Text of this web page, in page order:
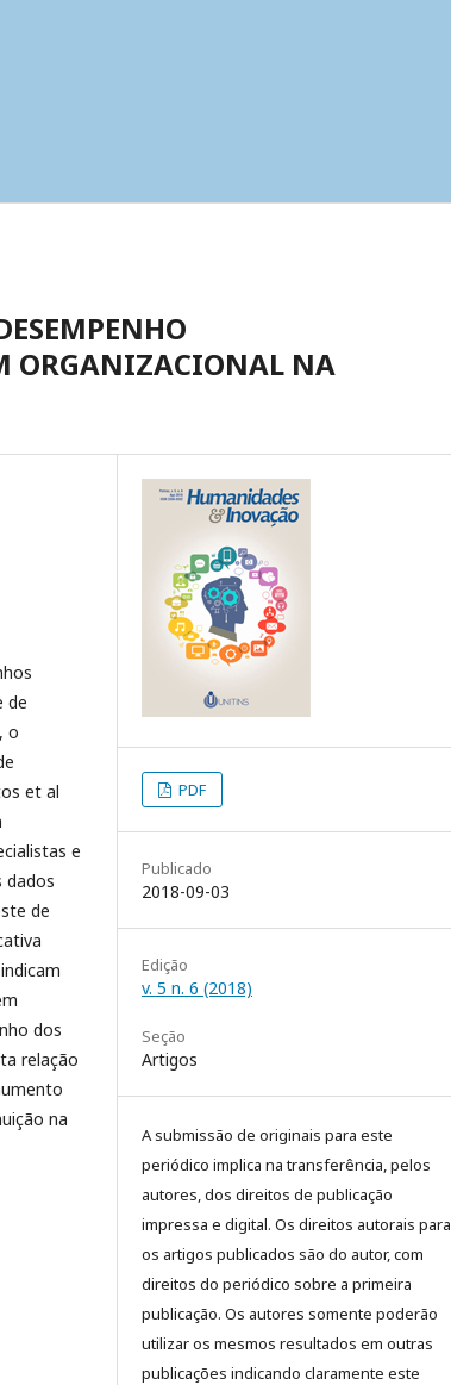
ORGANIZACIONAL NA
de
o
et al
e
dados
de
dos
relação
na
PDF
Publicado
2018-09-03
Edição
v. 5 n. 6 (2018)
Seção
Artigos
A submissão de originais para este
periódico implica na transferência, pelos
autores, dos direitos de publicação
impressa e digital. Os direitos autorais para
os artigos publicados são do autor, com
direitos do periódico sobre a primeira
publicação. Os autores somente poderão
utilizar os mesmos resultados em outras
publicações indicando claramente este